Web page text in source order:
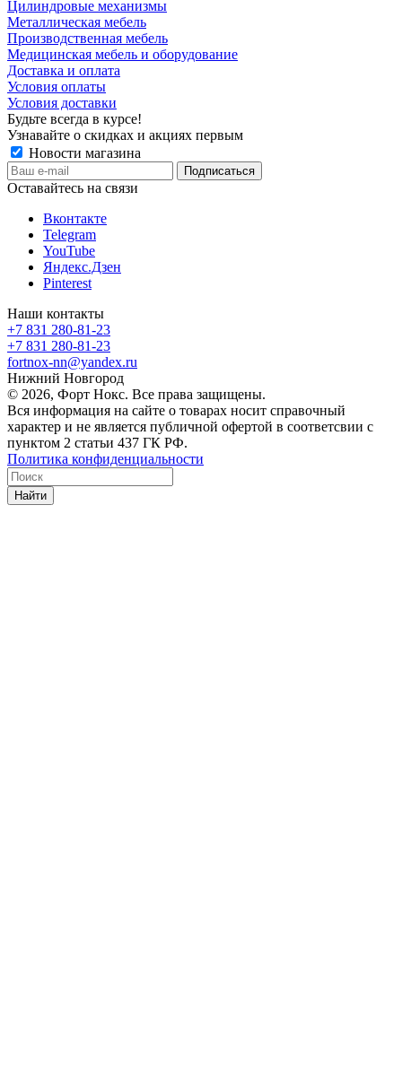
Цилиндровые механизмы
Металлическая мебель
Производственная мебель
Медицинская мебель и оборудование
Доставка и оплата
Условия оплаты
Условия доставки
Будьте всегда в курсе!
Узнавайте о скидках и акциях первым
Новости магазина
Оставайтесь на связи
Вконтакте
Telegram
YouTube
Яндекс.Дзен
Pinterest
Наши контакты
+7 831 280-81-23
+7 831 280-81-23
fortnox-nn@yandex.ru
Нижний Новгород
© 2026, Форт Нокс. Все права защищены.
Вся информация на сайте о товарах носит справочный
характер и не является публичной офертой в соответсвии с
пунктом 2 статьи 437 ГК РФ.
Политика конфиденциальности
Найти